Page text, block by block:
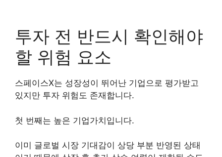
투자 전 반드시 확인해야
할 위험 요소
스페이스X는 성장성이 뛰어난 기업으로 평가받고
있지만 투자 위험도 존재합니다.
첫 번째는 높은 기업가치입니다.
이미 글로벌 시장 기대감이 상당 부분 반영된 상태